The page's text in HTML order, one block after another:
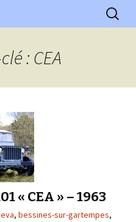
articles, historiques
: CEA
« CEA » – 1963
, bessines-sur-gartempes,